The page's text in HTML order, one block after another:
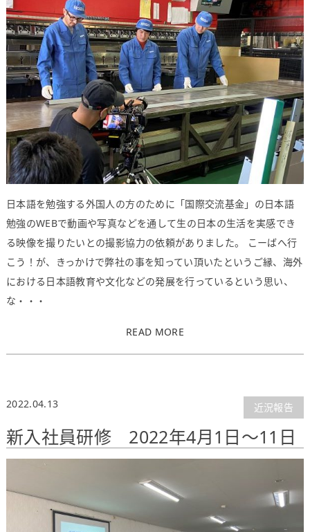
日本語を勉強する外国人の方のために「国際交流基金」の日本語
勉強のWEBで動画や写真などを通して生の日本の生活を実感でき
る映像を撮りたいとの撮影協力の依頼がありました。 こーばへ行
こう！が、きっかけで弊社の事を知ってい頂いたというご縁、海外
における日本語教育や文化などの発展を行っているという思い、
な・・・
READ MORE
2022.04.13 近況報告
新入社員研修 2022年4月1日～11日